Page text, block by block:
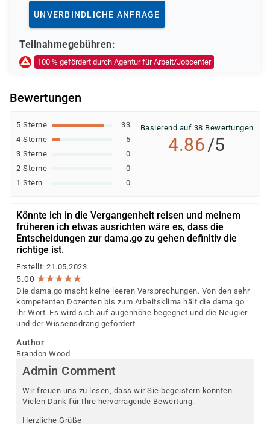
Deutsche Rentenversicherung
Europäischer Sozialfonds (ESF)
Weitere öffentliche oder private Kostenträger
Ob eine Förderung oder Kostenübernahme möglich ist,
individuellen Prüfung Ihrer persönlichen
Voraussetzungen und Förderfähigkeit.
UNVERBINDLICHE ANFRAGE
Teilnahmegebühren:
100 % gefördert durch Agentur für Arbeit/Jobcenter
Bewertungen
5 Sterne
33
4 Sterne
5
3 Sterne
0
2 Sterne
0
1 Stern
0
Basierend auf 38 Bewertungen
4.86/5
Könnte ich in die Vergangenheit reisen und meinem
früheren ich etwas ausrichten wäre es, dass die
Entscheidungen zur dama.go zu gehen definitiv die
richtige ist.
Erstellt: 21.05.2023
5.00 ★★★★★
★★★★★
Die dama.go macht keine leeren Versprechungen. Von den sehr
kompetenten Dozenten bis zum Arbeitsklima hält die dama.go
ihr Wort. Es wird sich auf augenhöhe begegnet und die Neugier
und der Wissensdrang gefördert.
Author
Brandon Wood
Admin Comment
Wir freuen uns zu lesen, dass wir Sie begeistern konnten.
Vielen Dank für Ihre hervorragende Bewertung.
Herzliche Grüße